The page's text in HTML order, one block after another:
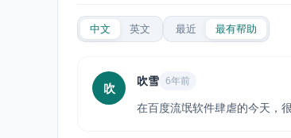
中文 英文 最近 最有帮助
吹 吹雪 6年前
在百度流氓软件肆虐的今天，